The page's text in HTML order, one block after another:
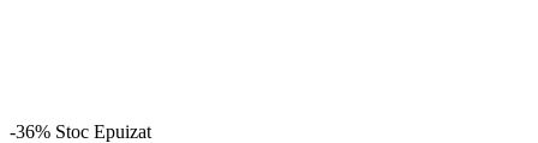
-36% Stoc Epuizat